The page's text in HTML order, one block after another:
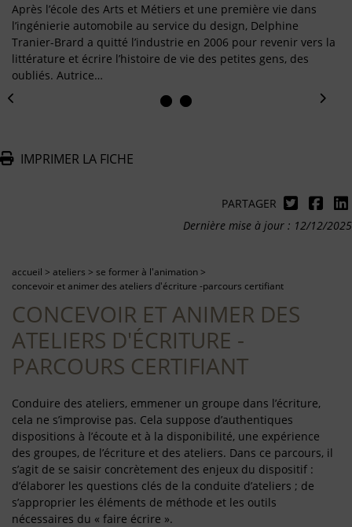
Après l’école des Arts et Métiers et une première vie dans
l’ingénierie automobile au service du design, Delphine
Tranier-Brard a quitté l’industrie en 2006 pour revenir vers la
littérature et écrire l’histoire de vie des petites gens, des
oubliés. Autrice…
IMPRIMER LA FICHE
PARTAGER
Dernière mise à jour : 12/12/2025
accueil > ateliers > se former à l'animation>
concevoir et animer des ateliers d'écriture -parcours certifiant
CONCEVOIR ET ANIMER DES
ATELIERS D'ÉCRITURE -
PARCOURS CERTIFIANT
Conduire des ateliers, emmener un groupe dans l’écriture,
cela ne s’improvise pas. Cela suppose d’authentiques
dispositions à l’écoute et à la disponibilité, une expérience
des groupes, de l’écriture et des ateliers. Dans ce parcours, il
s’agit de se saisir concrètement des enjeux du dispositif :
d’élaborer les questions clés de la conduite d’ateliers ; de
s’approprier les éléments de méthode et les outils
nécessaires du « faire écrire ».